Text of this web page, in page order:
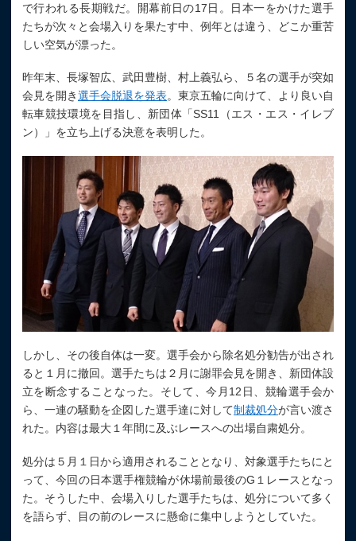
で行われる長期戦だ。開幕前日の17日。日本一をかけた選手
たちが次々と会場入りを果たす中、例年とは違う、どこか重苦
しい空気が漂った。
昨年末、長塚智広、武田豊樹、村上義弘ら、５名の選手が突如
会見を開き選手会脱退を発表。東京五輪に向けて、より良い自
転車競技環境を目指し、新団体「SS11（エス・エス・イレブ
ン）」を立ち上げる決意を表明した。
しかし、その後自体は一変。選手会から除名処分勧告が出され
ると１月に撤回。選手たちは２月に謝罪会見を開き、新団体設
立を断念することなった。そして、今月12日、競輪選手会か
ら、一連の騒動を企図した選手達に対して制裁処分が言い渡さ
れた。内容は最大１年間に及ぶレースへの出場自粛処分。
処分は５月１日から適用されることとなり、対象選手たちにと
って、今回の日本選手権競輪が休場前最後のG１レースとなっ
た。そうした中、会場入りした選手たちは、処分について多く
を語らず、目の前のレースに懸命に集中しようとしていた。